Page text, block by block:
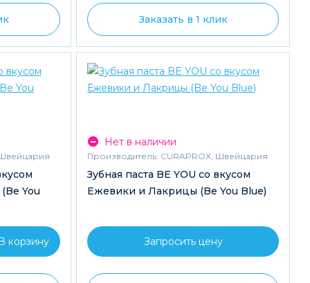
Заказать в 1 клик
You
Нет в наличии
Производитель: CURAPROX, Швейцария
Зубная паста BE YOU со вкусом
Ежевики и Лакрицы (Be You Blue)
Запросить цену